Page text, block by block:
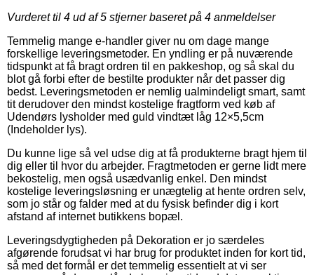
Vurderet til 4 ud af 5 stjerner baseret på 4 anmeldelser
Temmelig mange e-handler giver nu om dage mange
forskellige leveringsmetoder. En yndling er på nuværende
tidspunkt at få bragt ordren til en pakkeshop, og så skal du
blot gå forbi efter de bestilte produkter når det passer dig
bedst. Leveringsmetoden er nemlig ualmindeligt smart, samt
tit derudover den mindst kostelige fragtform ved køb af
Udendørs lysholder med guld vindtæt låg 12×5,5cm
(Indeholder lys).
Du kunne lige så vel udse dig at få produkterne bragt hjem til
dig eller til hvor du arbejder. Fragtmetoden er gerne lidt mere
bekostelig, men også usædvanlig enkel. Den mindst
kostelige leveringsløsning er unægtelig at hente ordren selv,
som jo står og falder med at du fysisk befinder dig i kort
afstand af internet butikkens bopæl.
Leveringsdygtigheden på Dekoration er jo særdeles
afgørende forudsat vi har brug for produktet inden for kort tid,
så med det formål er det temmelig essentielt at vi ser